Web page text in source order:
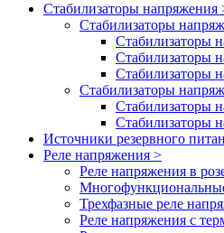
Стабилизаторы напряжения
Cтабилизаторы
Стабилизаторы
Стабилизаторы
Стабилизаторы
Стабилизаторы
Cтабилизаторы
Стабилизаторы
Источники резервного
Реле напряжения >
Реле напряжения в
Трехфазные реле
Реле напряжения с